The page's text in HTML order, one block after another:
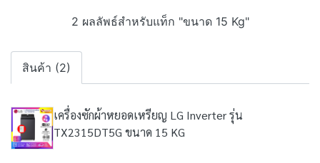
2 ผลลัพธ์สำหรับแท็ก "ขนาด 15 Kg"
สินค้า (2)
เครื่องซักผ้าหยอดเหรียญ LG Inverter รุ่น
TX2315DT5G ขนาด 15 KG